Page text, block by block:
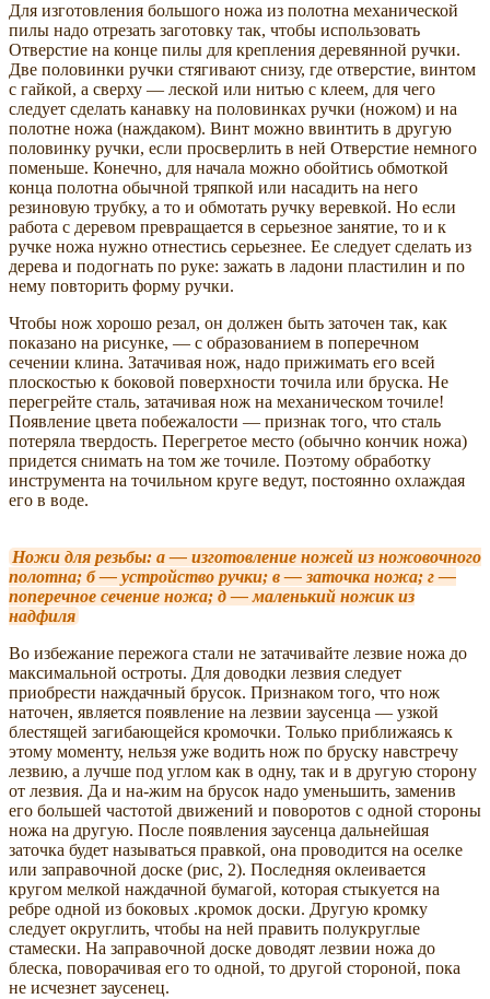
Для изготовления большого ножа из полотна механической
пилы надо отрезать заготовку так, чтобы использовать
Отверстие на конце пилы для крепления деревянной ручки.
Две половинки ручки стягивают снизу, где отверстие, винтом
с гайкой, а сверху — леской или нитью с клеем, для чего
следует сделать канавку на половинках ручки (ножом) и на
полотне ножа (наждаком). Винт можно ввинтить в другую
половинку ручки, если просверлить в ней Отверстие немного
поменьше. Конечно, для начала можно обойтись обмоткой
конца полотна обычной тряпкой или насадить на него
резиновую трубку, а то и обмотать ручку веревкой. Но если
работа с деревом превращается в серьезное занятие, то и к
ручке ножа нужно отнестись серьезнее. Ее следует сделать из
дерева и подогнать по руке: зажать в ладони пластилин и по
нему повторить форму ручки.
Чтобы нож хорошо резал, он должен быть заточен так, как
показано на рисунке, — с образованием в поперечном
сечении клина. Затачивая нож, надо прижимать его всей
плоскостью к боковой поверхности точила или бруска. Не
перегрейте сталь, затачивая нож на механическом точиле!
Появление цвета побежалости — признак того, что сталь
потеряла твердость. Перегретое место (обычно кончик ножа)
придется снимать на том же точиле. Поэтому обработку
инструмента на точильном круге ведут, постоянно охлаждая
его в воде.
Ножи для резьбы: а — изготовление ножей из ножовочного
полотна; б — устройство ручки; в — заточка ножа; г —
поперечное сечение ножа; д — маленький ножик из
надфиля
Во избежание пережога стали не затачивайте лезвие ножа до
максимальной остроты. Для доводки лезвия следует
приобрести наждачный брусок. Признаком того, что нож
наточен, является появление на лезвии заусенца — узкой
блестящей загибающейся кромочки. Только приближаясь к
этому моменту, нельзя уже водить нож по бруску навстречу
лезвию, а лучше под углом как в одну, так и в другую сторону
от лезвия. Да и на-жим на брусок надо уменьшить, заменив
его большей частотой движений и поворотов с одной стороны
ножа на другую. После появления заусенца дальнейшая
заточка будет называться правкой, она проводится на оселке
или заправочной доске (рис, 2). Последняя оклеивается
кругом мелкой наждачной бумагой, которая стыкуется на
ребре одной из боковых .кромок доски. Другую кромку
следует округлить, чтобы на ней править полукруглые
стамески. На заправочной доске доводят лезвии ножа до
блеска, поворачивая его то одной, то другой стороной, пока
не исчезнет заусенец.